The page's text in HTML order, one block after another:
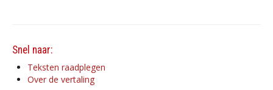
Snel naar:
Teksten raadplegen
Over de vertaling